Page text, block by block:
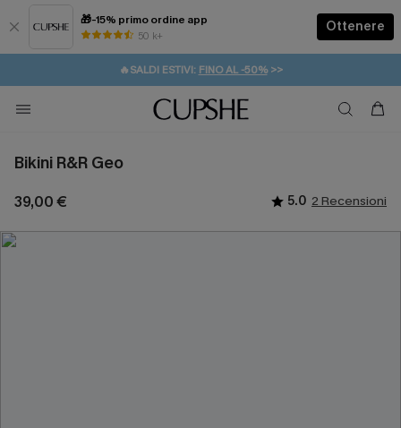
🎁-15% primo ordine app
50 k+
Ottenere
⚡️-15% SUGLI ESSENZIALI DA VACANZA | ACQUISTA
🔥SALDI ESTIVI: FINO AL -50%>>
🚚SPEDIZIONE GRATUITA DA 49€
💌REGALO PER I NUOVI: 20% DI SCONTO*
Bikini R&R Geo
39,00 € 5.0 2 Recensioni